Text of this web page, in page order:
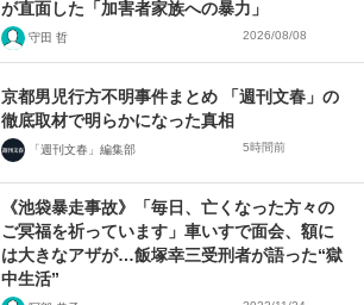
が直面した「加害者家族への暴力」
守田 哲 2026/08/08
京都男児行方不明事件まとめ 「週刊文春」の
徹底取材で明らかになった真相
「週刊文春」編集部 5時間前
《池袋暴走事故》「毎日、亡くなった方々の
ご冥福を祈っています」車いすで面会、額に
は大きなアザが…飯塚幸三受刑者が語った“獄
中生活”